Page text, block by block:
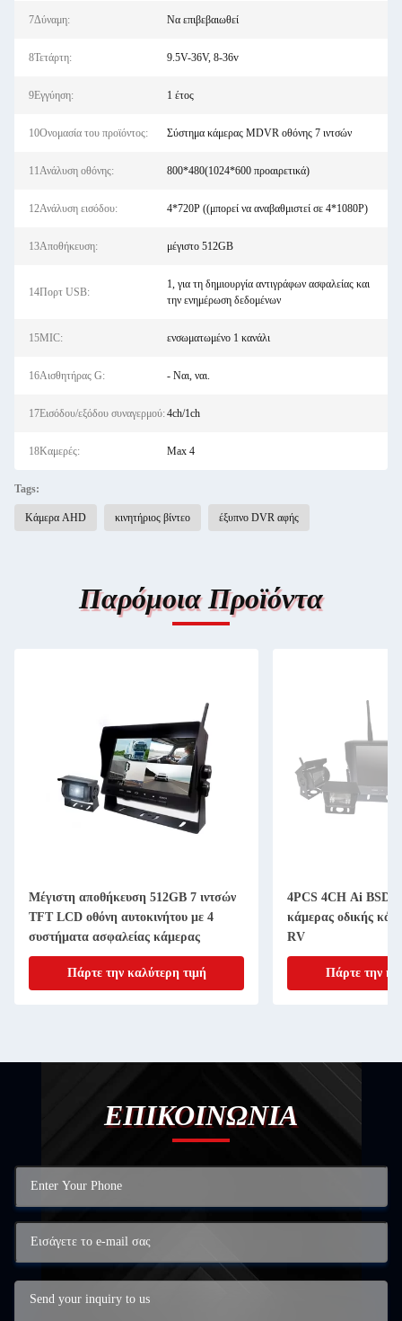
7Δύναμη: Να επιβεβαιωθεί
8Τετάρτη: 9.5V-36V, 8-36v
9Εγγύηση: 1 έτος
10Ονομασία του προϊόντος: Σύστημα κάμερας MDVR οθόνης 7 ιντσών
11Ανάλυση οθόνης: 800*480(1024*600 προαιρετικά)
12Ανάλυση εισόδου: 4*720P ((μπορεί να αναβαθμιστεί σε 4*1080P)
13Αποθήκευση: μέγιστο 512GB
14Πορτ USB:
1, για τη δημιουργία αντιγράφων ασφαλείας και
την ενημέρωση δεδομένων
15MIC: ενσωματωμένο 1 κανάλι
16Αισθητήρας G: - Ναι, ναι.
17Εισόδου/εξόδου συναγερμού:4ch/1ch
18Καμερές: Max 4
Tags:
Κάμερα AHD κινητήριος βίντεο έξυπνο DVR αφής
Παρόμοια Προϊόντα
Μέγιστη αποθήκευση 512GB 7 ιντσών
TFT LCD οθόνη αυτοκινήτου με 4
συστήματα ασφαλείας κάμερας
Πάρτε την καλύτερη τιμή
4PCS 4CH Ai BSD
κάμερας οδικής
RV
Πάρτε την
ΕΠΙΚΟΙΝΩΝΙΑ